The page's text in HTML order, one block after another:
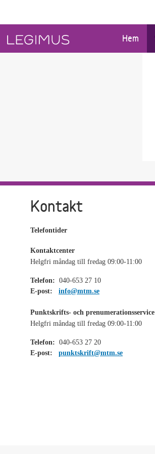
Hem
Kontakt
Telefontider
Kontaktcenter
Helgfri måndag till fredag 09:00-11:00
Telefon: 040-653 27 10
E-post:
info@mtm.se
Punktskrifts- och prenumerationsservice
Helgfri måndag till fredag 09:00-11:00
Telefon: 040-653 27 20
E-post:
punktskrift@mtm.se